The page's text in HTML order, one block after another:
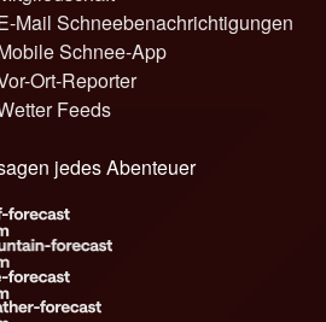
Mail Schneebenachrichtigungen
Schnee-App
Ort-Reporter
Feeds
jedes Abenteuer